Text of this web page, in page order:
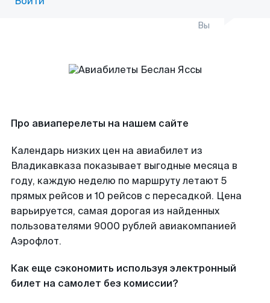
Вы
Про авиаперелеты на нашем сайте
Календарь низких цен на авиабилет из
Владикавказа показывает выгодные месяца в
году, каждую неделю по маршруту летают 5
прямых рейсов и 10 рейсов с пересадкой. Цена
варьируется, самая дорогая из найденных
пользователями 9000 рублей авиакомпанией
Аэрофлот.
Как еще сэкономить используя электронный
билет на самолет без комиссии?